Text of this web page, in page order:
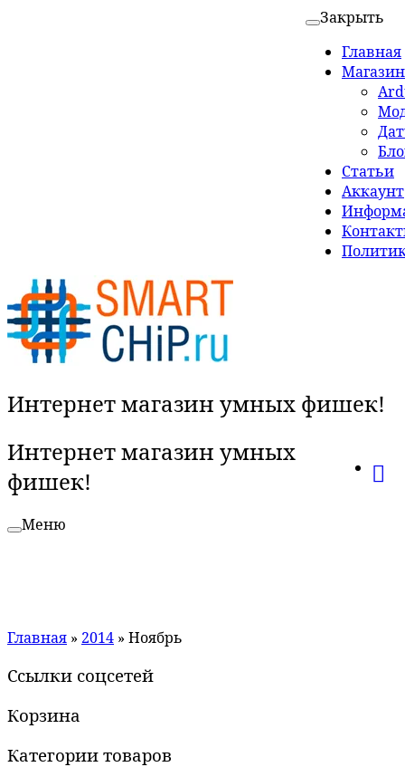
Закрыть
Главная
Магазин
Статьи
Аккаунт
Интернет магазин умных фишек!
Интернет магазин умных
фишек!
Меню
Главная » 2014 » Ноябрь
Ссылки соцсетей
Корзина
Категории товаров